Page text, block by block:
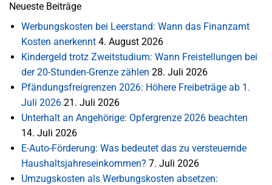
Neueste Beiträge
Werbungskosten bei Leerstand: Wann das Finanzamt
Kosten anerkennt 4. August 2026
Kindergeld trotz Zweitstudium: Wann Freistellungen bei
der 20-Stunden-Grenze zählen 28. Juli 2026
Pfändungsfreigrenzen 2026: Höhere Freibeträge ab 1.
Juli 2026 21. Juli 2026
Unterhalt an Angehörige: Opfergrenze 2026 beachten
14. Juli 2026
E-Auto-Förderung: Was bedeutet das zu versteuernde
Haushaltsjahreseinkommen? 7. Juli 2026
Umzugskosten als Werbungskosten absetzen: